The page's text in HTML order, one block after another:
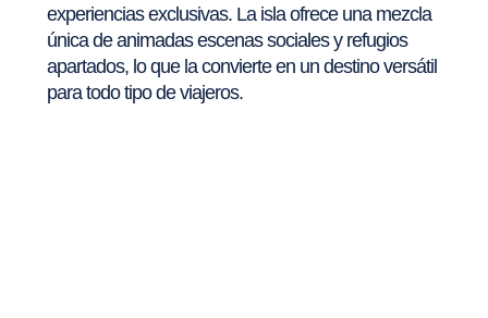
experiencias exclusivas. La isla ofrece una mezcla
única de animadas escenas sociales y refugios
apartados, lo que la convierte en un destino versátil
para todo tipo de viajeros.